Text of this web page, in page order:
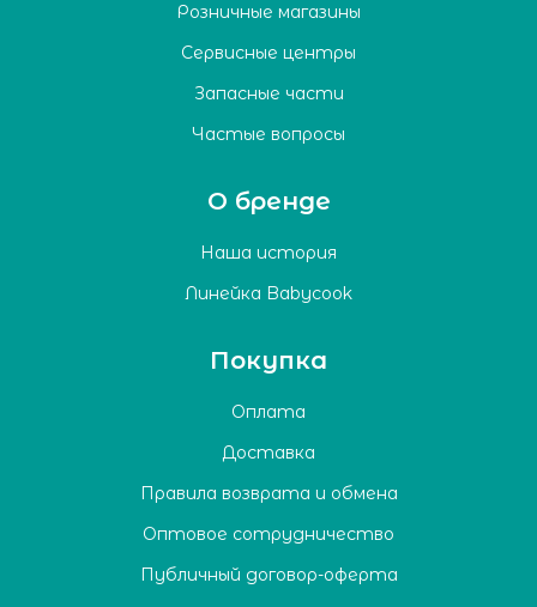
Розничные магазины
Сервисные центры
Запасные части
Частые вопросы
О бренде
Наша история
Линейка Babycook
Покупка
Оплата
Доставка
Правила возврата и обмена
Оптовое сотрудничество
Публичный договор-оферта